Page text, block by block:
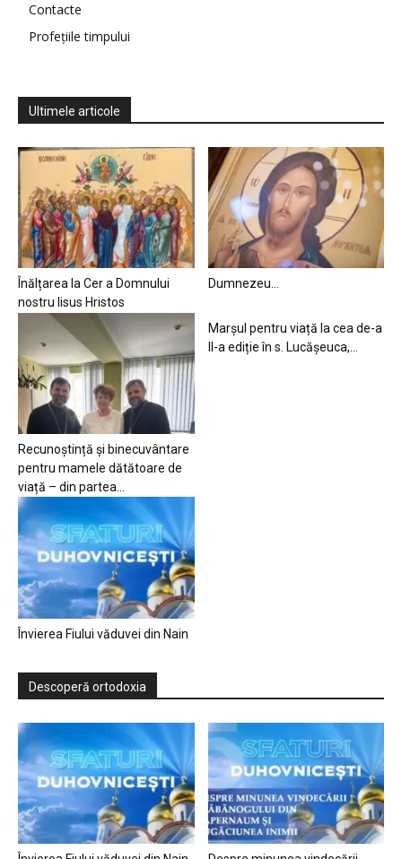
Contacte
Profețiile timpului
Ultimele articole
Înălțarea la Cer a Domnului
nostru Iisus Hristos
Dumnezeu…
Recunoștință și binecuvântare
pentru mamele dătătoare de
viață – din partea...
Marșul pentru viață la cea de-a
II-a ediție în s. Lucășeuca,...
Învierea Fiului văduvei din Nain
Descoperă ortodoxia